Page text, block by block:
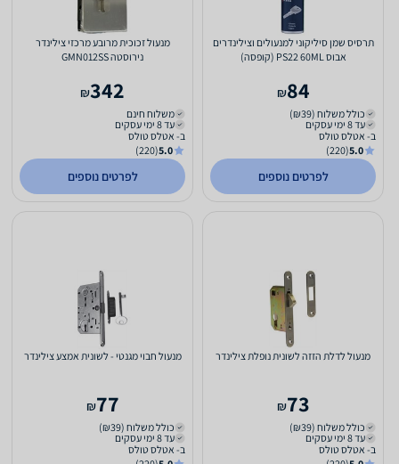
תרסיס שמן סיליקוני למנעולים וצילינדרים
אבוס PS22 60ML (קופסה)
84
₪
כולל משלוח (₪39)
עד 8 ימי עסקים
ב- אטלס טולס
5.0
(220)
לפרטים נוספים
מנעול זכוכית מרובע מרכזי צילינדר
נירוסטה GMN012SS
342
₪
משלוח חינם
עד 8 ימי עסקים
ב- אטלס טולס
5.0
(220)
לפרטים נוספים
מנעול לדלת הזזה לשונית נופלת צילינדר
73
₪
כולל משלוח (₪39)
עד 8 ימי עסקים
ב- אטלס טולס
מנעול חבוי מגנטי - לשונית אמצע צילינדר
77
₪
כולל משלוח (₪39)
עד 8 ימי עסקים
ב- אטלס טולס